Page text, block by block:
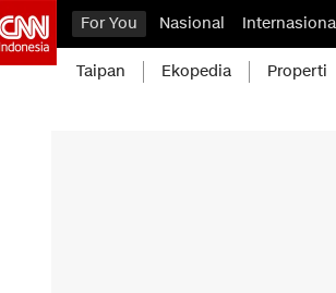
For You Nasional
Taipan Ekopedia Properti